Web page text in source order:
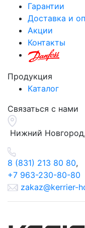
Гарантии
Доставка и
Акции
Контакты
Продукция
Каталог
Связаться с нами
Нижний
8 (831) 213 80 80,
+7 963-230-80-80
zakaz@kerrier-